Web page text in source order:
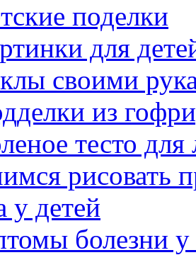
поделки
для
своими
из
тесто для
рисовать
у детей
болезни у